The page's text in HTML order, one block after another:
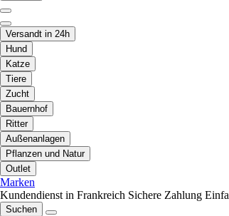
Versandt in 24h
Hund
Katze
Tiere
Zucht
Bauernhof
Ritter
Außenanlagen
Pflanzen und Natur
Outlet
Marken
Kundendienst in Frankreich Sichere Zahlung
Suchen